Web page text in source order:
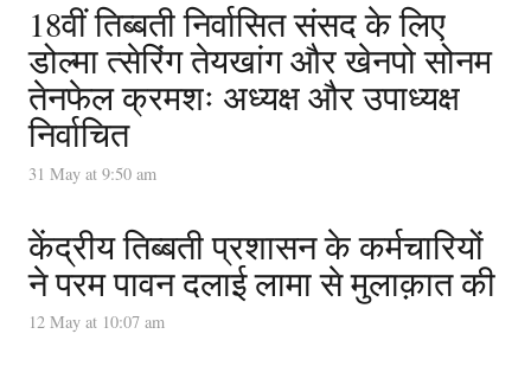
18वीं तिब्बती निर्वासित संसद के लिए
डोल्मा त्सेरिंग तेयखांग और खेनपो सोनम
तेनफेल क्रमशः अध्यक्ष और उपाध्यक्ष
निर्वाचित
31 May at 9:50 am
केंद्रीय तिब्बती प्रशासन के कर्मचारियों
ने परम पावन दलाई लामा से मुलाक़ात की
12 May at 10:07 am